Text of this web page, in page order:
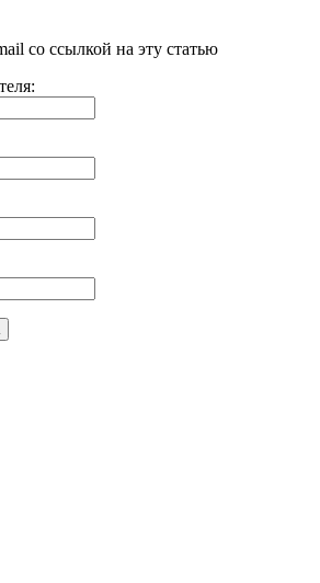
со ссылкой на эту статью